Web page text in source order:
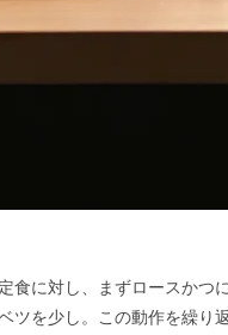
食に対し、まずロースかつ
ツを少し。この動作を繰り